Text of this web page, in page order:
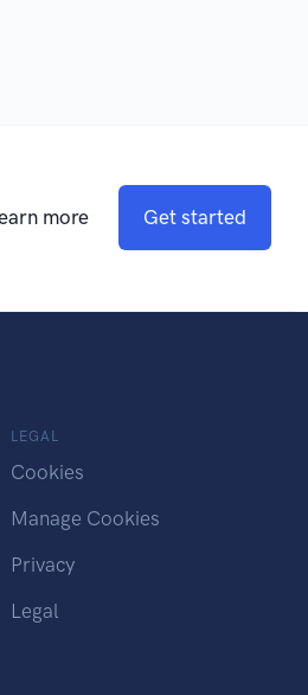
more Get started
LEGAL
Cookies
Manage Cookies
Privacy
Legal